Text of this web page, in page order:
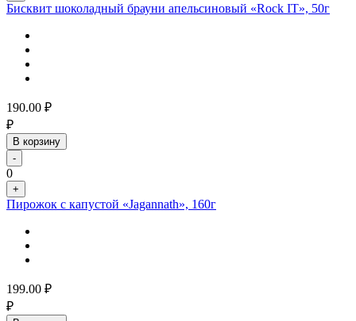
Бисквит шоколадный брауни апельсиновый «Rock IT», 50г
190.00 ₽
₽
В корзину
-
0
+
Пирожок с капустой «Jagannath», 160г
199.00 ₽
₽